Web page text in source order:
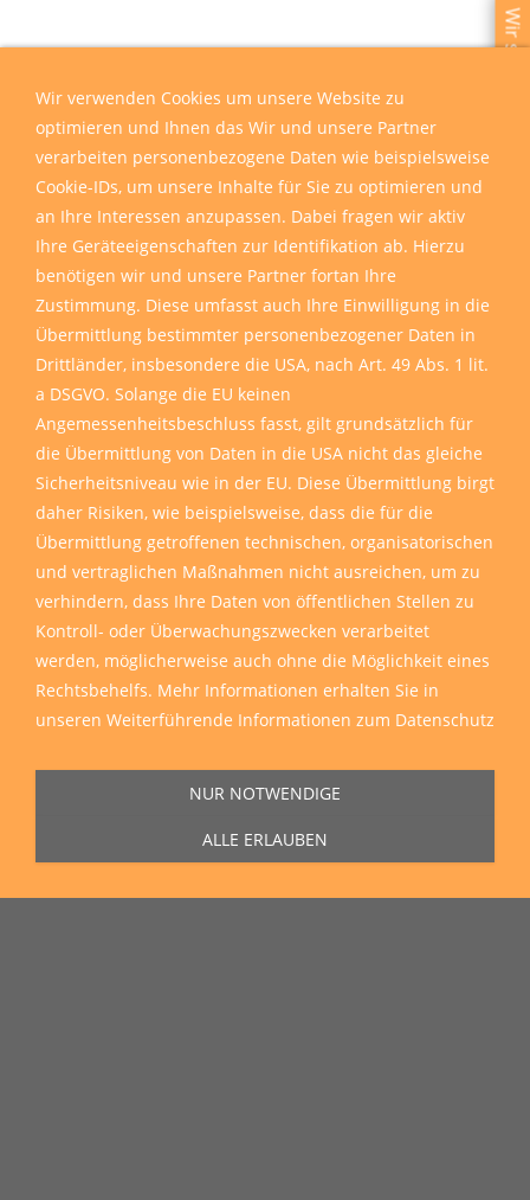
Wir sind für Sie da
Wir verwenden Cookies um unsere Website zu
optimieren und Ihnen das Wir und unsere Partner
verarbeiten personenbezogene Daten wie beispielsweise
Cookie-IDs, um unsere Inhalte für Sie zu optimieren und
an Ihre Interessen anzupassen. Dabei fragen wir aktiv
Ihre Geräteeigenschaften zur Identifikation ab. Hierzu
benötigen wir und unsere Partner fortan Ihre
Zustimmung. Diese umfasst auch Ihre Einwilligung in die
Übermittlung bestimmter personenbezogener Daten in
Drittländer, insbesondere die USA, nach Art. 49 Abs. 1 lit.
a DSGVO. Solange die EU keinen
Angemessenheitsbeschluss fasst, gilt grundsätzlich für
die Übermittlung von Daten in die USA nicht das gleiche
Sicherheitsniveau wie in der EU. Diese Übermittlung birgt
daher Risiken, wie beispielsweise, dass die für die
Übermittlung getroffenen technischen, organisatorischen
und vertraglichen Maßnahmen nicht ausreichen, um zu
verhindern, dass Ihre Daten von öffentlichen Stellen zu
Kontroll- oder Überwachungszwecken verarbeitet
werden, möglicherweise auch ohne die Möglichkeit eines
Rechtsbehelfs. Mehr Informationen erhalten Sie in
unseren Weiterführende Informationen zum Datenschutz
NUR NOTWENDIGE
ALLE ERLAUBEN